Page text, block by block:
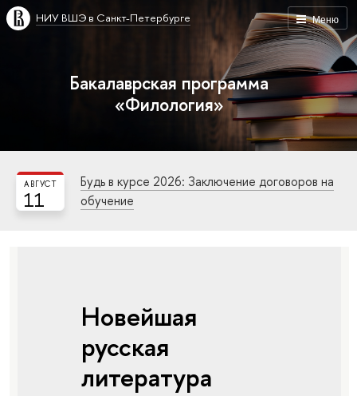
Меню
НИУ ВШЭ в Санкт-Петербурге
Бакалаврская программа
«Филология»
11
АВГУСТ
Будь в курсе 2026: Заключение договоров на
обучение
Новейшая
русская
литература